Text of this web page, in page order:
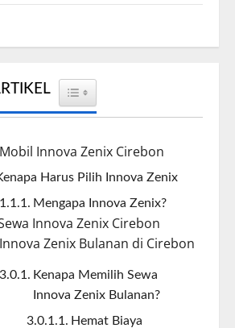
TOGGLE TABLE OF CONTENT
Innova Zenix Cirebon
Harus Pilih Innova Zenix
Mengapa Innova Zenix?
Innova Zenix Cirebon
Zenix Bulanan di Cirebon
Kenapa Memilih Sewa
Innova Zenix Bulanan?
Hemat Biaya